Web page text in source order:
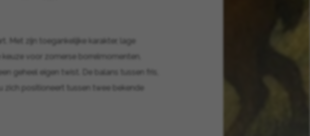
Met zijn toegankelijke karakter, lage
voor zomerse borrelmomenten.
geheel eigen twist. De balans tussen fris,
zich positioneert tussen twee bekende